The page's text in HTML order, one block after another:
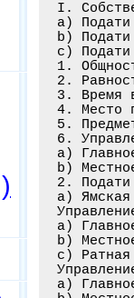
I.
а)
b)
с)
1.
2.
3.
4.
5.
6.
а)
b)
2.
а)
a)
b)
c)
а)